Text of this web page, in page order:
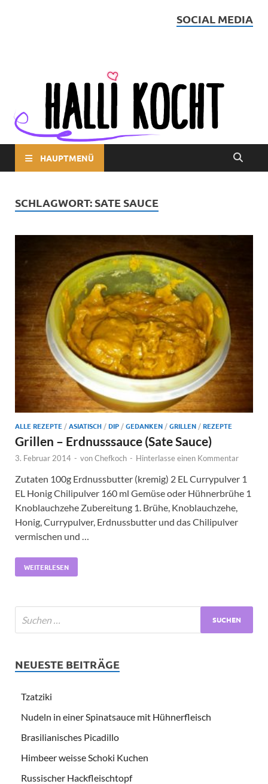
SOCIAL MEDIA
HAUPTMENÜ
SCHLAGWORT: SATE SAUCE
ALLE REZEPTE /ASIATISCH /DIP /GEDANKEN /GRILLEN /REZEPTE
Grillen – Erdnusssauce (Sate Sauce)
3. Februar 2014 - vonChefkoch - Hinterlasse einen Kommentar
Zutaten 100g Erdnussbutter (kremig) 2 EL Currypulver 1
EL Honig Chilipulver 160 ml Gemüse oder Hühnerbrühe 1
Knoblauchzehe Zubereitung 1. Brühe, Knoblauchzehe,
Honig, Currypulver, Erdnussbutter und das Chilipulver
vermischen und …
WEITERLESEN
NEUESTE BEITRÄGE
Tzatziki
Nudeln in einer Spinatsauce mit Hühnerfleisch
Brasilianisches Picadillo
Himbeer weisse Schoki Kuchen
Russischer Hackfleischtopf